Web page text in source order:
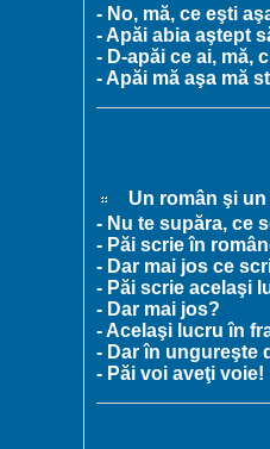
- No, mă, ce eşti
- Apăi abia aştept
- D-apăi ce ai, mă,
- Apăi mă aşa mă
Un român şi
- Nu te supăra, ce
- Păi scrie în
- Dar mai jos ce
- Păi scrie acelaşi
- Dar mai jos?
- Acelaşi lucru în
- Dar în ungureşte
- Păi voi aveţi voie!